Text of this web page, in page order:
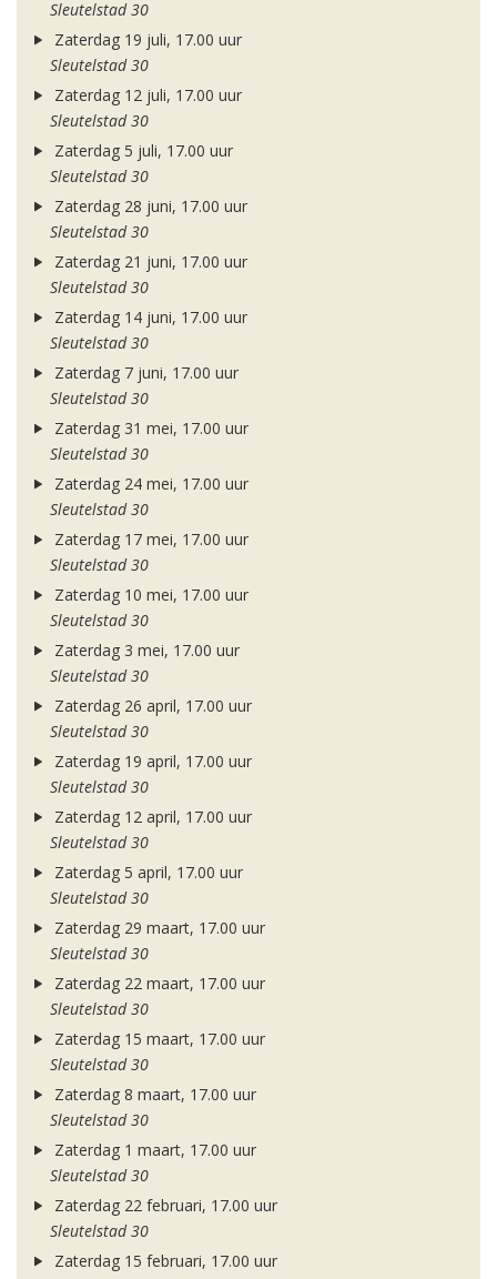
Sleutelstad 30
Zaterdag 19 juli, 17.00 uur
Sleutelstad 30
Zaterdag 12 juli, 17.00 uur
Sleutelstad 30
Zaterdag 5 juli, 17.00 uur
Sleutelstad 30
Zaterdag 28 juni, 17.00 uur
Sleutelstad 30
Zaterdag 21 juni, 17.00 uur
Sleutelstad 30
Zaterdag 14 juni, 17.00 uur
Sleutelstad 30
Zaterdag 7 juni, 17.00 uur
Sleutelstad 30
Zaterdag 31 mei, 17.00 uur
Sleutelstad 30
Zaterdag 24 mei, 17.00 uur
Sleutelstad 30
Zaterdag 17 mei, 17.00 uur
Sleutelstad 30
Zaterdag 10 mei, 17.00 uur
Sleutelstad 30
Zaterdag 3 mei, 17.00 uur
Sleutelstad 30
Zaterdag 26 april, 17.00 uur
Sleutelstad 30
Zaterdag 19 april, 17.00 uur
Sleutelstad 30
Zaterdag 12 april, 17.00 uur
Sleutelstad 30
Zaterdag 5 april, 17.00 uur
Sleutelstad 30
Zaterdag 29 maart, 17.00 uur
Sleutelstad 30
Zaterdag 22 maart, 17.00 uur
Sleutelstad 30
Zaterdag 15 maart, 17.00 uur
Sleutelstad 30
Zaterdag 8 maart, 17.00 uur
Sleutelstad 30
Zaterdag 1 maart, 17.00 uur
Sleutelstad 30
Zaterdag 22 februari, 17.00 uur
Sleutelstad 30
Zaterdag 15 februari, 17.00 uur